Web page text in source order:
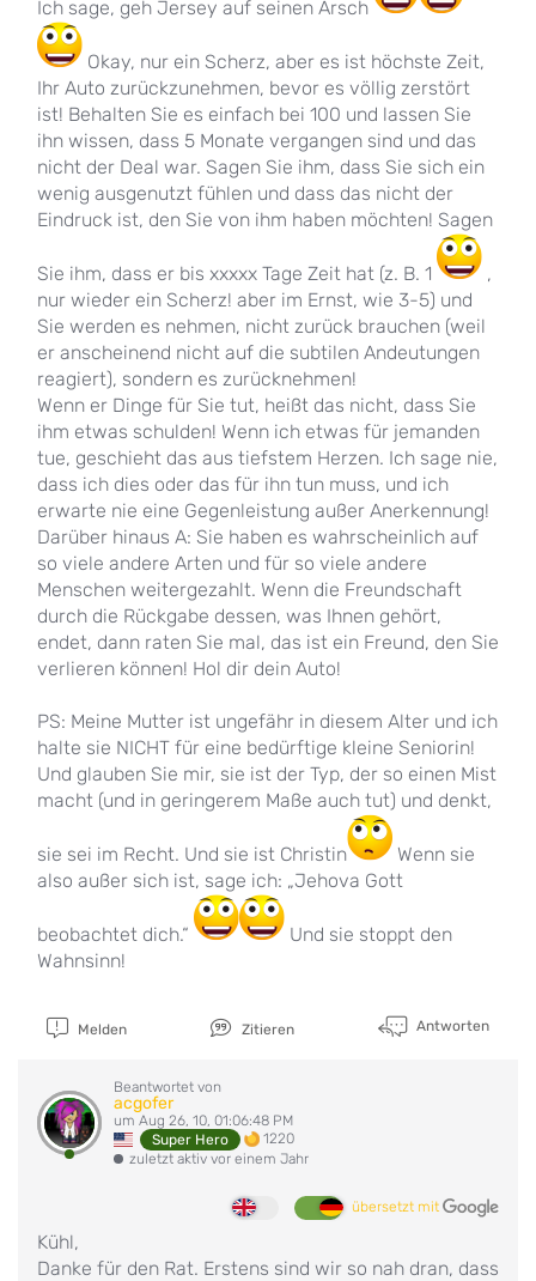
Ich sage, geh Jersey auf seinen Arsch
Okay, nur ein Scherz, aber es ist höchste Zeit,
Ihr Auto zurückzunehmen, bevor es völlig zerstört
ist! Behalten Sie es einfach bei 100 und lassen Sie
ihn wissen, dass 5 Monate vergangen sind und das
nicht der Deal war. Sagen Sie ihm, dass Sie sich ein
wenig ausgenutzt fühlen und dass das nicht der
Eindruck ist, den Sie von ihm haben möchten! Sagen
Sie ihm, dass er bis xxxxx Tage Zeit hat (z. B. 1
,
nur wieder ein Scherz! aber im Ernst, wie 3-5) und
Sie werden es nehmen, nicht zurück brauchen (weil
er anscheinend nicht auf die subtilen Andeutungen
reagiert), sondern es zurücknehmen!
Wenn er Dinge für Sie tut, heißt das nicht, dass Sie
ihm etwas schulden! Wenn ich etwas für jemanden
tue, geschieht das aus tiefstem Herzen. Ich sage nie,
dass ich dies oder das für ihn tun muss, und ich
erwarte nie eine Gegenleistung außer Anerkennung!
Darüber hinaus A: Sie haben es wahrscheinlich auf
so viele andere Arten und für so viele andere
Menschen weitergezahlt. Wenn die Freundschaft
durch die Rückgabe dessen, was Ihnen gehört,
endet, dann raten Sie mal, das ist ein Freund, den Sie
verlieren können! Hol dir dein Auto!
PS: Meine Mutter ist ungefähr in diesem Alter und ich
halte sie NICHT für eine bedürftige kleine Seniorin!
Und glauben Sie mir, sie ist der Typ, der so einen Mist
macht (und in geringerem Maße auch tut) und denkt,
sie sei im Recht. Und sie ist Christin
Wenn sie
also außer sich ist, sage ich: „Jehova Gott
beobachtet dich.“
Und sie stoppt den
Wahnsinn!
Melden Zitieren Antworten
Beantwortet von
acgofer
um Aug 26, 10, 01:06:48 PM
Super Hero
1220
zuletzt aktiv vor einem Jahr
übersetzt mit
Kühl,
Danke für den Rat. Erstens sind wir so nah dran, dass